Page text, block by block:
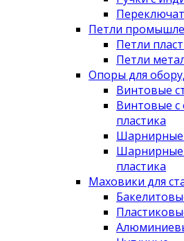
Петли
Петли
Петли
Опоры для
Винтовые
Винтовые с
пластика
Шарнирные
Шарнирные
пластика
Маховики для